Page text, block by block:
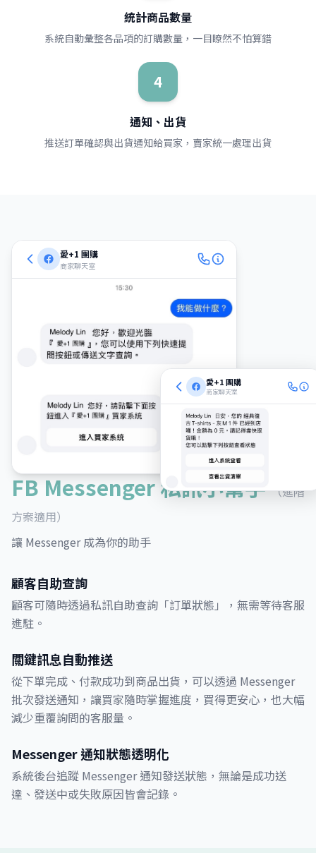
統計商品數量
系統自動彙整各品項的訂購數量，一目瞭然不怕算錯
4
通知、出貨
推送訂單確認與出貨通知給買家，賣家統一處理出貨
愛+1 團購
商家聊天室
愛+1 團購
商家聊天室
FB Messenger 私訊小幫手（進階
方案適用）
讓 Messenger 成為你的助手
顧客自助查詢
顧客可隨時透過私訊自助查詢「訂單狀態」，無需等待客服
進駐。
關鍵訊息自動推送
從下單完成、付款成功到商品出貨，可以透過 Messenger
批次發送通知，讓買家隨時掌握進度，買得更安心，也大幅
減少重覆詢問的客服量。
Messenger 通知狀態透明化
系統後台追蹤 Messenger 通知發送狀態，無論是成功送
達、發送中或失敗原因皆會記錄。